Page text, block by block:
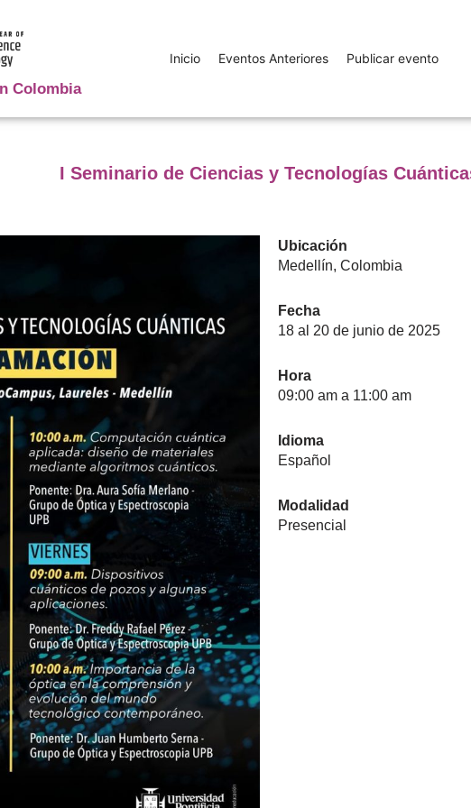
Colombia
Inicio Eventos Anteriores Publicar evento
I Seminario de Ciencias y Tecnologías
Ubicación
Medellín, Colombia
Fecha
18 al 20 de junio de 2025
Hora
09:00 am a 11:00 am
Idioma
Español
Modalidad
Presencial